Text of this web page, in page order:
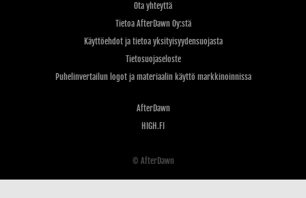
Ota yhteyttä
Tietoa AfterDawn Oy:stä
Käyttöehdot ja tietoa yksityisyydensuojasta
Tietosuojaseloste
Puhelinvertailun logot ja materiaalin käyttö markkinoinnissa
AfterDawn
HIGH.FI
© AfterDawn